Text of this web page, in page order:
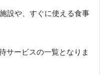
設や、すぐに使える食事
サービスの一覧となりま